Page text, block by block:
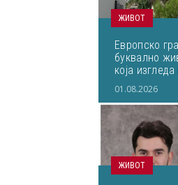
ЖИВОТ
Европско
буквално
која
01.08.2026
ЖИВОТ